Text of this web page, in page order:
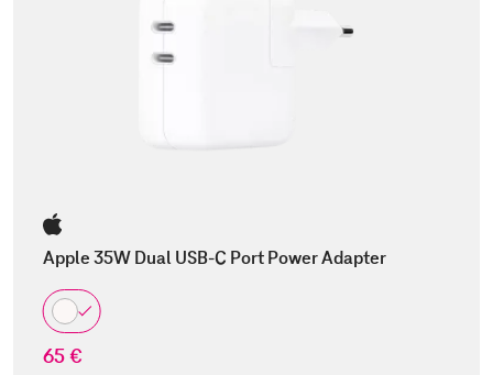
Apple 35W Dual USB-C Port Power Adapter
65 €